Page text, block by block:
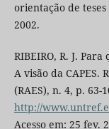
orientação de teses
2002.
RIBEIRO, R. J.
A visão da
(RAES), n. 4, p. 63-
http://
Acesso em: 25 fev.